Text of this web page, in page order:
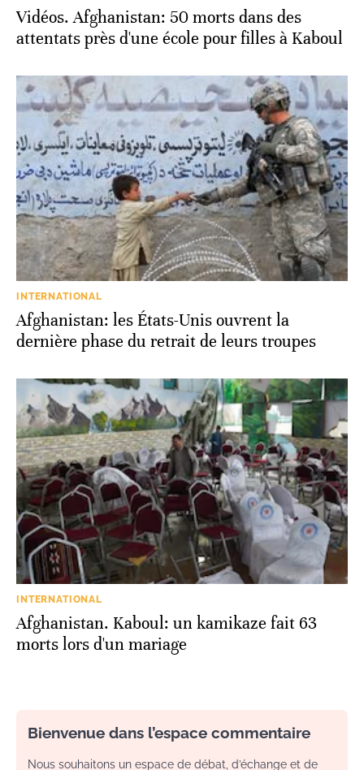
Vidéos. Afghanistan: 50 morts dans des
attentats près d'une école pour filles à Kaboul
INTERNATIONAL
Afghanistan: les États-Unis ouvrent la
dernière phase du retrait de leurs troupes
INTERNATIONAL
Afghanistan. Kaboul: un kamikaze fait 63
morts lors d'un mariage
Bienvenue dans l’espace commentaire
Nous souhaitons un espace de débat, d’échange et de